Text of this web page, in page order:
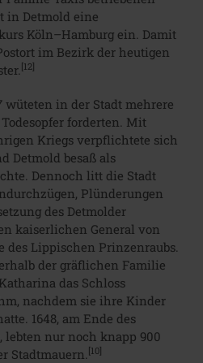
in Detmold eine
Köln–Hamburg ein. Damit
im Bezirk der heutigen
[12]
wüteten in der Stadt mehrere
forderten. Mit
Kriegs verpflichtete sich
Detmold besaß als
Dennoch litt die Stadt
Plünderungen
des Detmolder
kaiserlichen General von
des Lippischen Prinzenraubs.
der gräflichen Familie
das Schloss
nachdem sie ihre Kinder
1648, am Ende des
lebten nur noch knapp 900
Stadtmauern. [10]